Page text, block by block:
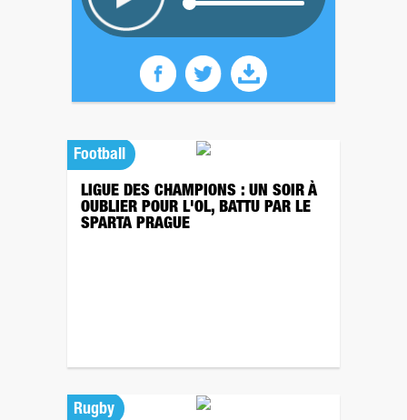
Football
LIGUE DES CHAMPIONS : UN SOIR À
OUBLIER POUR L'OL, BATTU PAR LE
SPARTA PRAGUE
Rugby